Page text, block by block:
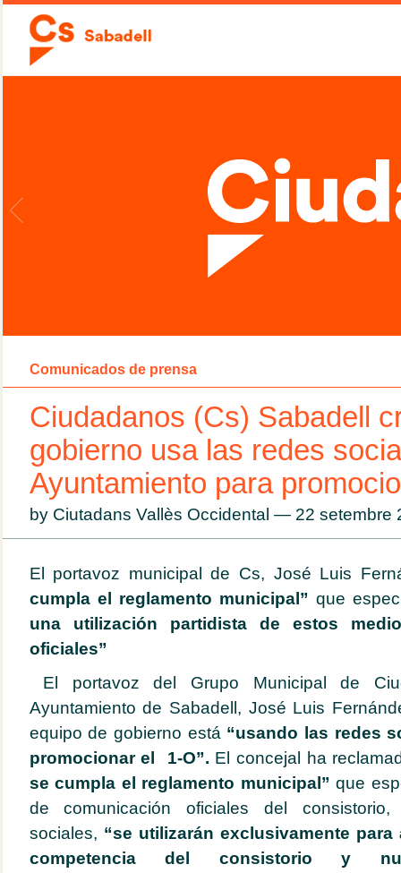
Comunicados de prensa
Ciudadanos (Cs) Sabadell
gobierno usa las redes
Ayuntamiento para
by Ciutadans Vallès Occidental — 22 setembre
El portavoz municipal de Cs, José Luis
cumpla el reglamento municipal” que
una utilización partidista de estos
oficiales”
El portavoz del Grupo Municipal de
Ayuntamiento de Sabadell, José Luis
equipo de gobierno está “usando las redes
promocionar el 1-O”. El concejal ha
se cumpla el reglamento municipal”que
de comunicación oficiales del
sociales, “se utilizarán exclusivamente
competencia del consistorio y